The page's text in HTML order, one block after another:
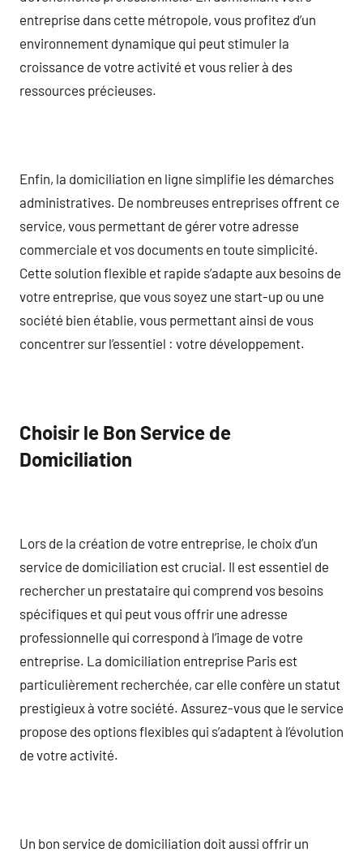
entreprise dans cette métropole, vous profitez d’un
environnement dynamique qui peut stimuler la
croissance de votre activité et vous relier à des
ressources précieuses.
Enfin, la domiciliation en ligne simplifie les démarches
administratives. De nombreuses entreprises offrent ce
service, vous permettant de gérer votre adresse
commerciale et vos documents en toute simplicité.
Cette solution flexible et rapide s’adapte aux besoins de
votre entreprise, que vous soyez une start-up ou une
société bien établie, vous permettant ainsi de vous
concentrer sur l’essentiel : votre développement.
Choisir le Bon Service de
Domiciliation
Lors de la création de votre entreprise, le choix d’un
service de domiciliation est crucial. Il est essentiel de
rechercher un prestataire qui comprend vos besoins
spécifiques et qui peut vous offrir une adresse
professionnelle qui correspond à l’image de votre
entreprise. La domiciliation entreprise Paris est
particulièrement recherchée, car elle confère un statut
prestigieux à votre société. Assurez-vous que le service
propose des options flexibles qui s’adaptent à l’évolution
de votre activité.
Un bon service de domiciliation doit aussi offrir un